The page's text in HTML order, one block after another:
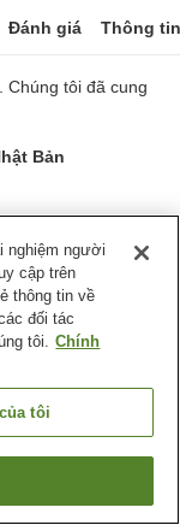
Đánh giá Thông
Chúng tôi đã cung
Bản
tự động
phố Sapporo
nghiệm người
cập trên
thông tin về
đối tác
tôi. Chính
tôi